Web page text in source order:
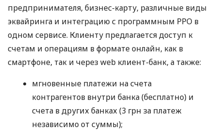
предпринимателя, бизнес-карту, различные виды
эквайринга и интеграцию с программным РРО в
одном сервисе. Клиенту предлагается доступ к
счетам и операциям в формате онлайн, как в
смартфоне, так и через web клиент-банк, а также:
мгновенные платежи на счета
контрагентов внутри банка (бесплатно) и
счета в других банках (3 грн за платеж
независимо от суммы);